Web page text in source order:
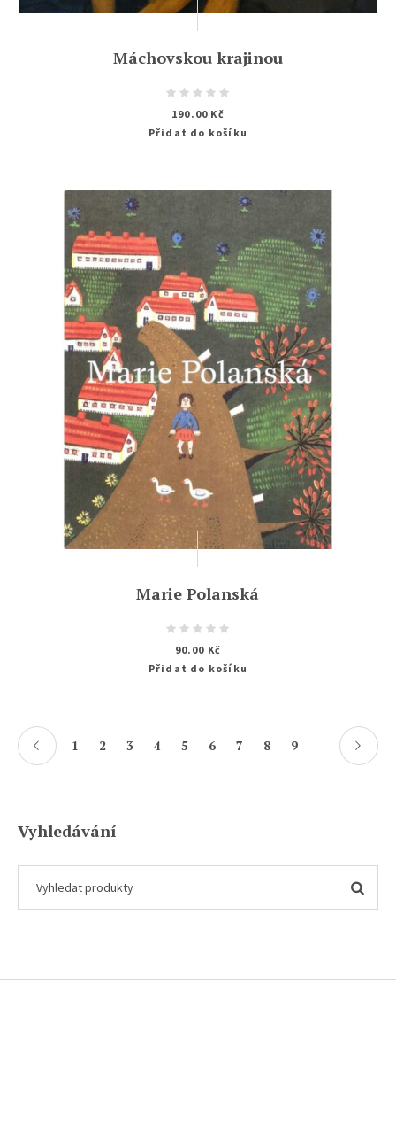
Máchovskou krajinou
190.00 Kč
Přidat do košíku
Marie Polanská
90.00 Kč
Přidat do košíku
1 2 3 4 5 6 7 8 9
Vyhledávání